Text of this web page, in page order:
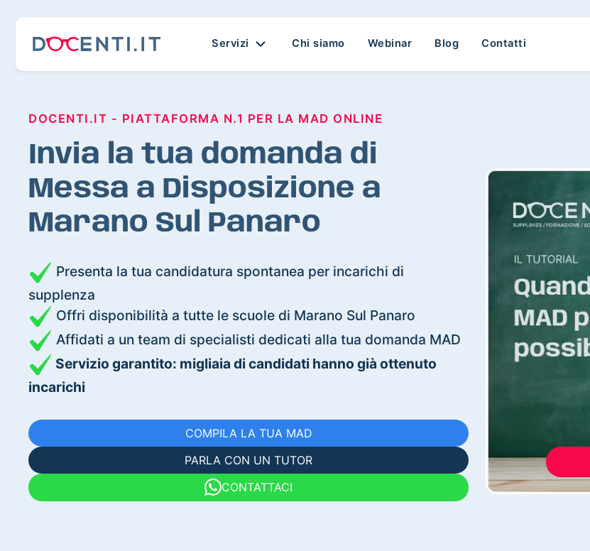
Servizi Chi siamo Webinar Blog Contatti
DOCENTI.IT - PIATTAFORMA N.1 PER LA MAD ONLINE
Invia la tua domanda di
Messa a Disposizione a
Marano Sul Panaro
Presenta la tua candidatura spontanea per incarichi di
supplenza
Offri disponibilità a tutte le scuole di Marano Sul Panaro
Affidati a un team di specialisti dedicati alla tua domanda MAD
Servizio garantito: migliaia di candidati hanno già ottenuto
incarichi
COMPILA LA TUA MAD
PARLA CON UN TUTOR
CONTATTACI